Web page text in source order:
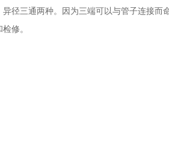
径三通两种。因为三端可以与管子连接而命
修。